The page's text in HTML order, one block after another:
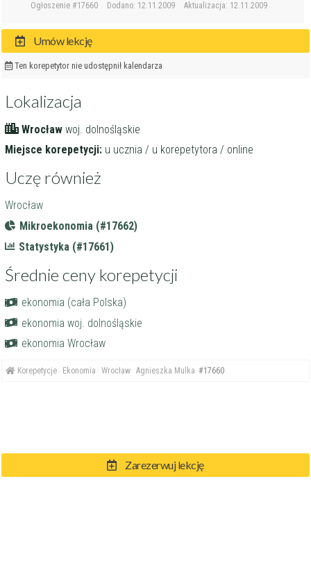
Zarezerwuj lekcję
Ogłoszenie #17660 Dodano: 12.11.2009 Aktualizacja: 12.11.2009
Umów lekcję
Ten korepetytor nie udostępnił kalendarza
Lokalizacja
Wrocław woj. dolnośląskie
Miejsce korepetycji: u ucznia / u korepetytora / online
Uczę również
Wrocław
Mikroekonomia (#17662)
Statystyka (#17661)
Średnie ceny korepetycji
ekonomia (cała Polska)
ekonomia woj. dolnośląskie
ekonomia Wrocław
Korepetycje Ekonomia Wrocław Agnieszka Mulka #17660